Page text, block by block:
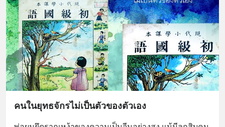
คนในยุทธจักรไม่เป็นตัวของตัวเอง